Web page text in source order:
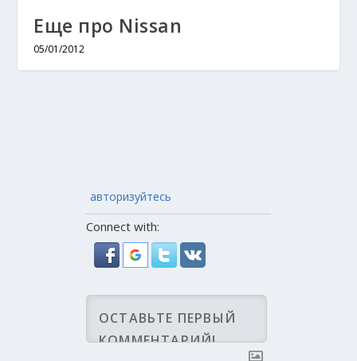
Еще про Nissan
05/01/2012
авторизуйтесь
Connect with: